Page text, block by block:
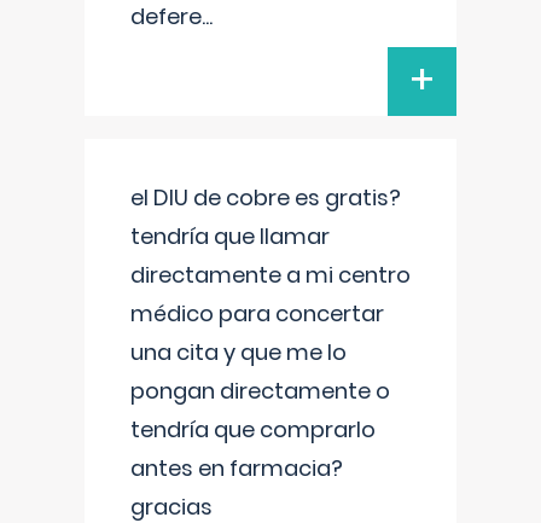
defere...
+
el DIU de cobre es gratis?
tendría que llamar
directamente a mi centro
médico para concertar
una cita y que me lo
pongan directamente o
tendría que comprarlo
antes en farmacia?
gracias